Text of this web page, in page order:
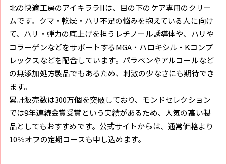
北の快適工房のアイキララIIは、目の下のケア専用のクリー
ムです。クマ・乾燥・ハリ不足の悩みを抱えている人に向け
て、ハリ・弾力の底上げを担うレチノール誘導体や、ハリや
コラーゲンなどをサポートするMGA・ハロキシル・Kコンプ
レックスなどを配合しています。パラベンやアルコールなど
の無添加処方製品でもあるため、刺激の少なさにも期待でき
ます。
累計販売数は300万個を突破しており、モンドセレクション
では9年連続金賞受賞という実績があるため、人気の高い製
品としてもおすすめです。公式サイトからは、通常価格より
10％オフの定期コースも申し込めます。